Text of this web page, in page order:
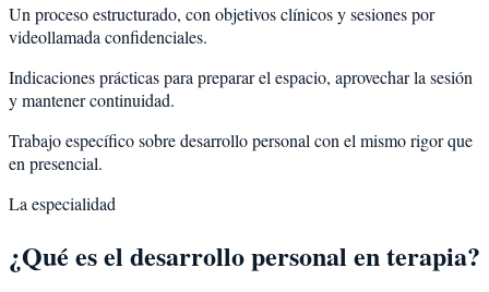
Un proceso estructurado, con objetivos clínicos y sesiones por
videollamada confidenciales.
Indicaciones prácticas para preparar el espacio, aprovechar la sesión
y mantener continuidad.
Trabajo específico sobre desarrollo personal con el mismo rigor que
en presencial.
La especialidad
¿Qué es el desarrollo personal en terapia?